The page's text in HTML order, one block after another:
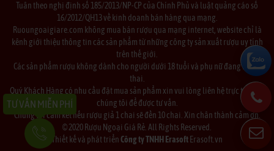
Tuân theo nghị định số 185/2013/NP-CP của Chính Phủ và luật quảng cáo số
16/2012/QH13 về kinh doanh bán hàng qua mạng.
Ruoungoaigiare.com không mua bán rượu qua mạng internet, website chỉ là
kênh giới thiệu thông tin các sản phẩm từ những công ty sản xuất rượu uy tính
trên thế giới.
Các sản phẩm rượu không dành cho người dưới 18 tuổi và phụ nữ đang mang
thai.
Quý Khách Hàng có nhu cầu đặt mua sản phẩm xin vui lòng liên hệ trực tiếp với
chúng tôi để được tư vấn.
Chúng tôi cam kết nếu rượu giả 1 chai sẽ đền 10 chai. Xin chân thành cảm ơn.
© 2020 Rượu Ngoại Giá Rẻ. All Rights Reserved.
Thiết kế và phát triển Công ty TNHH Erasoft Erasoft.vn
TƯ VẤN MIỄN PHÍ